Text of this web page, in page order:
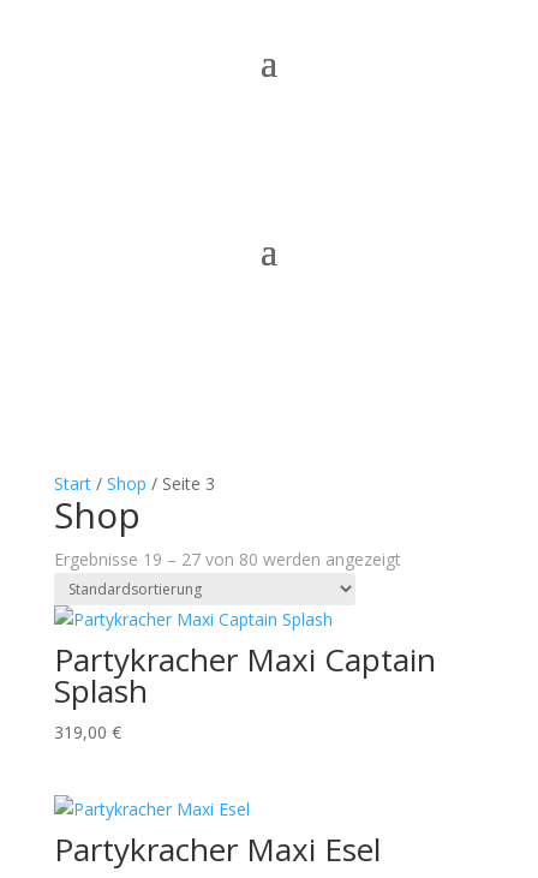
Start/ Shop / Seite 3
Shop
Ergebnisse 19 – 27 von 80 werden angezeigt
Partykracher Maxi Captain
Splash
319,00 €
Partykracher Maxi Esel